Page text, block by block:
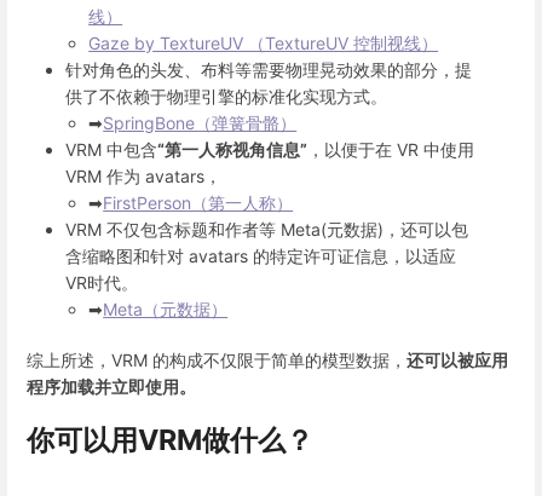
线）
Gaze by TextureUV （TextureUV 控制视线）
针对角色的头发、布料等需要物理晃动效果的部分，提
供了不依赖于物理引擎的标准化实现方式。
➡SpringBone（弹簧骨骼）
VRM 中包含“第一人称视角信息” ，以便于在 VR 中使用
VRM 作为 avatars，
➡FirstPerson（第一人称）
VRM 不仅包含标题和作者等 Meta(元数据)，还可以包
含缩略图和针对 avatars 的特定许可证信息，以适应
VR时代。
➡Meta（元数据）
综上所述，VRM 的构成不仅限于简单的模型数据， 还可以被应用
程序加载并立即使用。
你可以用VRM做什么？